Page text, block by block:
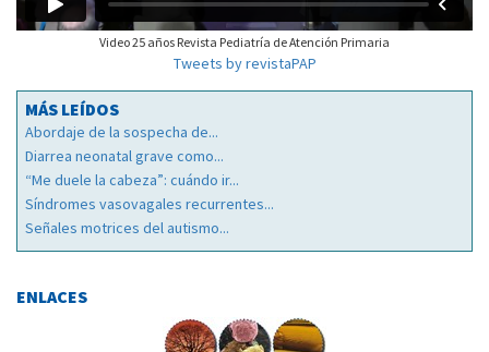
Video 25 años Revista Pediatría de Atención Primaria
Tweets by revistaPAP
MÁS LEÍDOS
Abordaje de la sospecha de...
Diarrea neonatal grave como...
“Me duele la cabeza”: cuándo ir...
Síndromes vasovagales recurrentes...
Señales motrices del autismo...
ENLACES